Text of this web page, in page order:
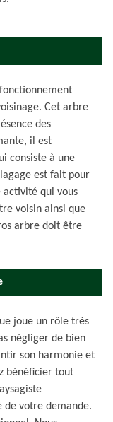
Cet arbre
des
il est
consiste à une
est fait pour
activité qui vous
voisin ainsi que
arbre doit être
joue un rôle très
négliger de bien
son harmonie et
bénéficier tout
de votre demande.